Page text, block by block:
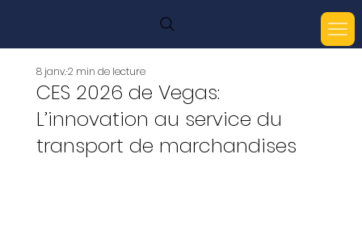
CES 2026 de Vegas:
L’innovation au service du
transport de marchandises
8 janv.2 min de lecture